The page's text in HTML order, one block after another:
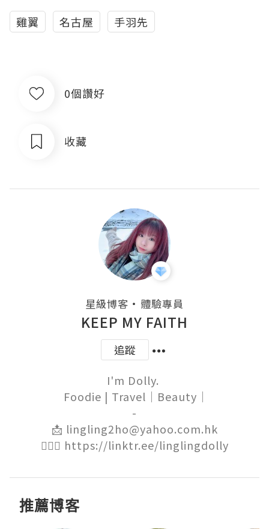
雞翼 名古屋 手羽先
0個讚好
收藏
星級博客 ・ 體驗專員
KEEP MY FAITH
追蹤
I'm Dolly.
-
📩 lingling2ho@yahoo.com.hk
🙋🏻‍♀️ https://linktr.ee/linglingdolly
推薦博客